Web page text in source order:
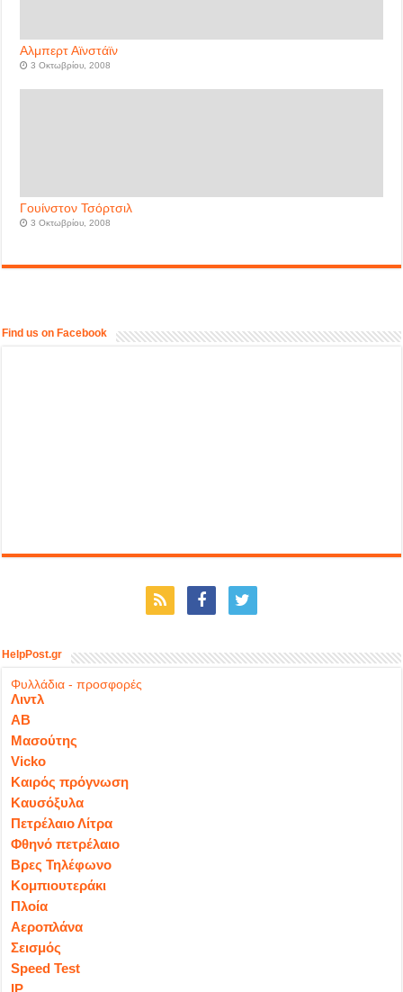
Αλμπερτ Αϊνστάϊν
3 Οκτωβρίου, 2008
Γουίνστον Τσόρτσιλ
3 Οκτωβρίου, 2008
Find us on Facebook
HelpPost.gr
Φυλλάδια - προσφορές
Λιντλ
ΑΒ
Μασούτης
Vicko
Καιρός πρόγνωση
Καυσόξυλα
Πετρέλαιο Λίτρα
Φθηνό πετρέλαιο
Βρες Τηλέφωνο
Κομπιουτεράκι
Πλοία
Αεροπλάνα
Σεισμός
Speed Test
IP